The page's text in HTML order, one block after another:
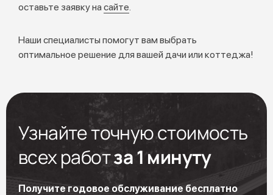
оставьте заявку на сайте.
Наши специалисты помогут вам выбрать
оптимальное решение для вашей дачи или коттеджа!
Узнайте точную стоимость
всех работза 1 минуту
Получите годовое обслуживание бесплатно